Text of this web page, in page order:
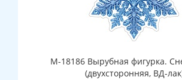
М-18186 Вырубная фигурка.
(двухсторонняя, ВД-